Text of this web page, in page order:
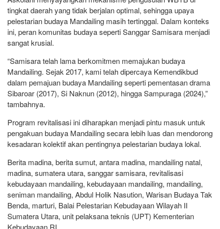
tingkat daerah yang tidak berjalan optimal, sehingga upaya
pelestarian budaya Mandailing masih tertinggal. Dalam konteks
ini, peran komunitas budaya seperti Sanggar Samisara menjadi
sangat krusial.
“Samisara telah lama berkomitmen memajukan budaya
Mandailing. Sejak 2017, kami telah dipercaya Kemendikbud
dalam pemajuan budaya Mandailing seperti pementasan drama
Sibaroar (2017), Si Naknun (2012), hingga Sampuraga (2024),”
tambahnya.
Program revitalisasi ini diharapkan menjadi pintu masuk untuk
pengakuan budaya Mandailing secara lebih luas dan mendorong
kesadaran kolektif akan pentingnya pelestarian budaya lokal.
Berita madina, berita sumut, antara madina, mandailing natal,
madina, sumatera utara, sanggar samisara, revitalisasi
kebudayaan mandailing, kebudayaan mandailing, mandailing,
seniman mandailing, Abdul Holik Nasution, Warisan Budaya Tak
Benda, marturi, Balai Pelestarian Kebudayaan Wilayah II
Sumatera Utara, unit pelaksana teknis (UPT) Kementerian
Kebudayaan RI,